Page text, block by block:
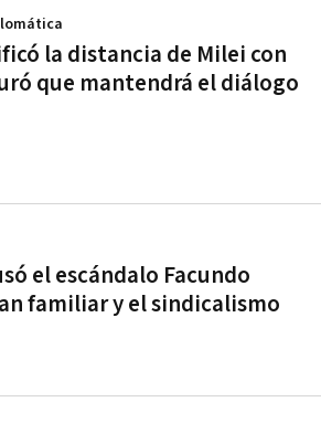
la distancia de Milei con
que mantendrá el diálogo
el escándalo Facundo
familiar y el sindicalismo